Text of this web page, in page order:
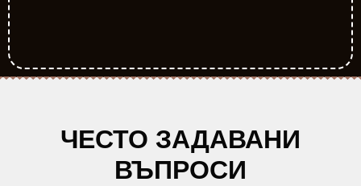
ЧЕСТО ЗАДАВАНИ
ВЪПРОСИ